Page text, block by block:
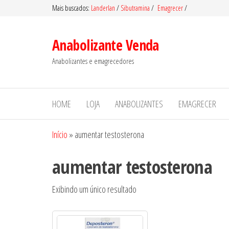
Mais buscados: Landerlan / Sibutramina / Emagrecer/
Anabolizante Venda
Anabolizantes e emagrecedores
HOME LOJA ANABOLIZANTES EMAGRECER
Início » aumentar testosterona
aumentar testosterona
Exibindo um único resultado